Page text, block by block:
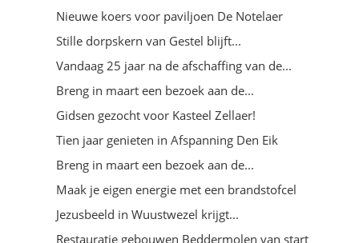
Nieuwe koers voor paviljoen De Notelaer
Stille dorpskern van Gestel blijft...
Vandaag 25 jaar na de afschaffing van de...
Breng in maart een bezoek aan de...
Gidsen gezocht voor Kasteel Zellaer!
Tien jaar genieten in Afspanning Den Eik
Breng in maart een bezoek aan de...
Maak je eigen energie met een brandstofcel
Jezusbeeld in Wuustwezel krijgt...
Restauratie gebouwen Beddermolen van start